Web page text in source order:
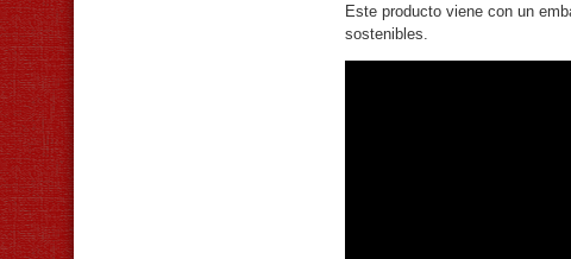
Este producto viene con un
sostenibles.